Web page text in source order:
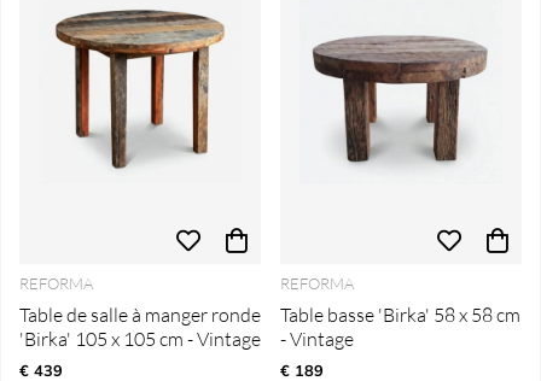
REFORMA
Table de salle à manger ronde
'Birka' 105 x 105 cm - Vintage
€ 439
REFORMA
Table basse 'Birka' 58 x 58 cm
- Vintage
€ 189